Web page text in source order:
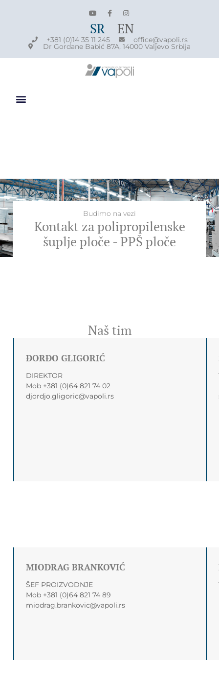
+381 (0)14 35 11 245 office@vapoli.rs
Dr Gordane Babić 87A, 14000 Valjevo Srbija
SR EN
Budimo na vezi
Kontakt za polipropilenske
šuplje ploče - PPŠ ploče
Naš tim
ĐORĐO GLIGORIĆ
DIREKTOR
Mob +381 (0)64 821 74 02
djordjo.gligoric@vapoli.rs
MIODRAG BRANKOVIĆ
ŠEF PROIZVODNJE
Mob +381 (0)64 821 74 89
miodrag.brankovic@vapoli.rs